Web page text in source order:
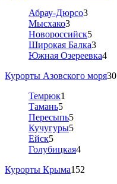
Абрау-Дюрсо3
Мысхако3
Новороссийск5
Широкая Балка3
Южная Озереевка4
Курорты Азовского моря30
Темрюк1
Тамань5
Пересыпь5
Кучугуры5
Ейск5
Голубицкая4
Курорты Крыма152